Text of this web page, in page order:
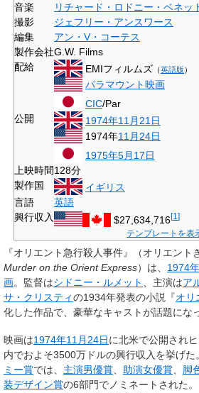
音楽
リチャード・ロドニー・ベネッ
撮影
ジェフリー・アンスワース
編集
アン・V・コーテス
製作会社G.W. Films
配給
EMIフィルムズ （英語版）
パラマウント映画
CIC/Par
公開
1974年11月21日
1974年11月24日
1975年5月17日
上映時間128分
製作国
イギリス
言語
英語
興行収入
$27,634,716[1 ]
テンプレートを表
『オリエント急行殺人事件』（オリエント
Murder on the Orient Express）は、 1974年
画。監督はシドニー・ルメット 、主演はア
サ・クリスティの1934年発表の小説『オリ
化した作品で、豪華なキャストが話題にな
映画は1974年11月24日に北米で公開され
内でおよそ3500万ドルの興行収入を挙げた
ミー賞では、 主演男優賞、 助演女優賞、 脚
装デザイン賞の6部門でノミネートされた